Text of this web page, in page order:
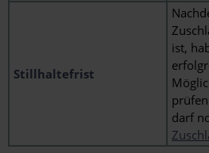
Stillhaltefrist
ist,
darf